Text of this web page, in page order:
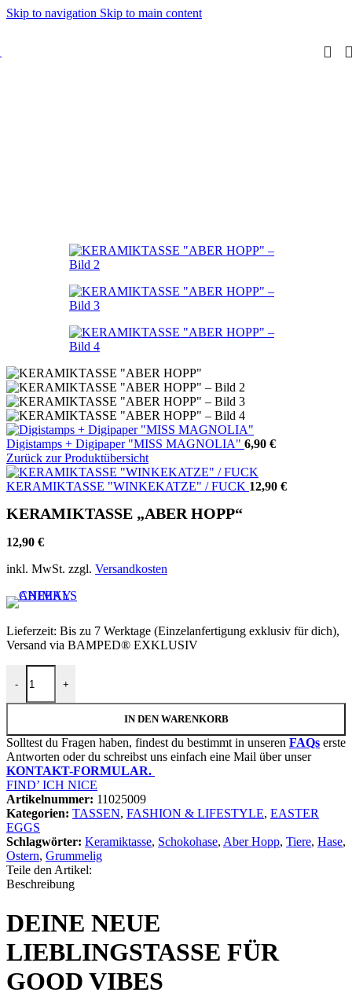
Skip to navigation Skip to main content
Digistamps + Digipaper "MISS MAGNOLIA" 6,90 €
Zurück zur Produktübersicht
KERAMIKTASSE "WINKEKATZE" / FUCK 12,90 €
KERAMIKTASSE „ABER HOPP“
12,90 €
inkl. MwSt. zzgl. Versandkosten
Lieferzeit: Bis zu 7 Werktage (Einzelanfertigung exklusiv für dich),
Versand via BAMPED® EXKLUSIV
-
KERAMIKTASSE "ABER HOPP" Menge
+
IN DEN WARENKORB
Solltest du Fragen haben, findest du bestimmt in unseren FAQs erste
Antworten oder du schreibst uns einfach eine Mail über unser
KONTAKT-FORMULAR.
FIND’ ICH NICE
Artikelnummer: 11025009
Kategorien: TASSEN, FASHION & LIFESTYLE, EASTER
EGGS
Schlagwörter: Keramiktasse, Schokohase, Aber Hopp, Tiere, Hase,
Ostern, Grummelig
Teile den Artikel:
Beschreibung
DEINE NEUE
LIEBLINGSTASSE FÜR
GOOD VIBES